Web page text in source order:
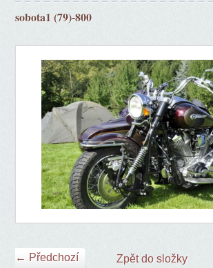
sobota1 (79)-800
← Předchozí Zpět do složky